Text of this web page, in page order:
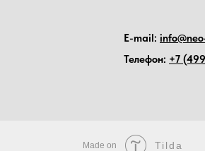
E-mail:
Телефон: +7
Made on Tilda